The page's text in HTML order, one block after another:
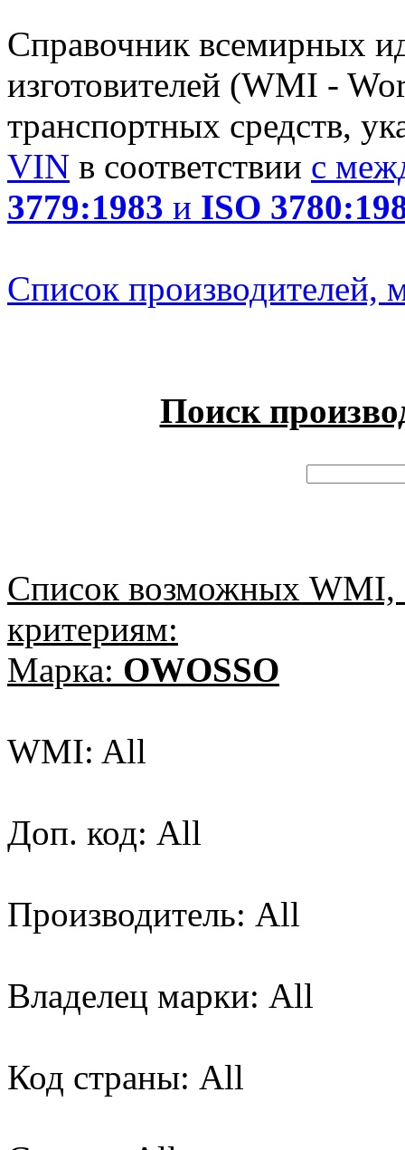
Справочник всемирных
изготовителей (WMI -
транспортных средств,
VIN в соответствии с
3779:1983 и ISO
Список производителей,
Поиск
Список возможных
критериям:
Марка: OWOSSO
WMI: All
Доп. код: All
Производитель: All
Владелец марки: All
Код страны: All